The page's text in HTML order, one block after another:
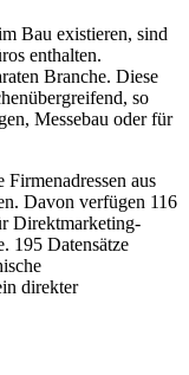
Bau existieren, sind
enthalten.
Branche. Diese
so
Messebau oder für
Firmenadressen aus
. Davon verfügen 116
Direktmarketing-
195 Datensätze
direkter